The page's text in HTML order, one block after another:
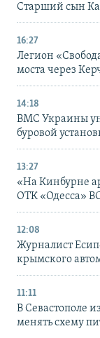
Старший сын
16:27
Легион
моста через
14:18
ВМС Украины
буровой
13:27
«На Кинбурне
ОТК «Одесса»
12:08
Журналист
крымского
11:11
В Севастополе
менять схему